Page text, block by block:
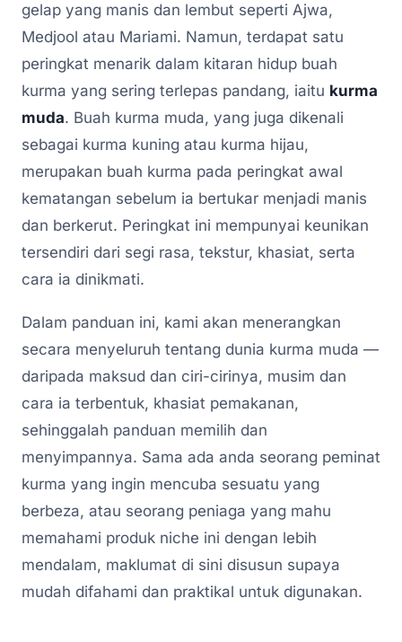
gelap yang manis dan lembut seperti Ajwa,
Medjool atau Mariami. Namun, terdapat satu
peringkat menarik dalam kitaran hidup buah
kurma yang sering terlepas pandang, iaitu kurma
muda. Buah kurma muda, yang juga dikenali
sebagai kurma kuning atau kurma hijau,
merupakan buah kurma pada peringkat awal
kematangan sebelum ia bertukar menjadi manis
dan berkerut. Peringkat ini mempunyai keunikan
tersendiri dari segi rasa, tekstur, khasiat, serta
cara ia dinikmati.
Dalam panduan ini, kami akan menerangkan
secara menyeluruh tentang dunia kurma muda —
daripada maksud dan ciri-cirinya, musim dan
cara ia terbentuk, khasiat pemakanan,
sehinggalah panduan memilih dan
menyimpannya. Sama ada anda seorang peminat
kurma yang ingin mencuba sesuatu yang
berbeza, atau seorang peniaga yang mahu
memahami produk niche ini dengan lebih
mendalam, maklumat di sini disusun supaya
mudah difahami dan praktikal untuk digunakan.